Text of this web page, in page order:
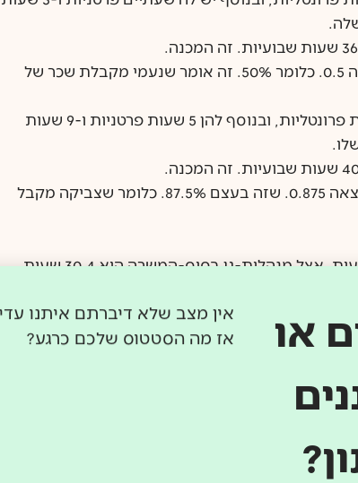
נחלק את המונה במכנה – 18/36 – והתוצאה תהיה 0.5. כלומר 50%. זה אומר שנעמי מקבלת שכר של
צביקה הינו מורה בתיכון. הוא מלמד 21 שעות פרונטליות, ובנוסף להן 5 שעות פרטניות ו-9 שעות
נחלק את המונה במכנה – 35/40, ונקבל את התוצאה 0.875. שזה בעצם 87.5%. כלומר שצביקה מקבל
בסיס המשרה באופק הינו 36 שעות. בעוז – 40 שעות. אצל מנהלות-גן בסיס-המשרה הוא 30.4 שעות,
ואם יש פה מורים בעולם-ישן – אז בחטיבה ובתיכון בסיס המשרה הינו 24 שעות, וביסודי ובגנים 30
מסביר.
או
אין מצב שלא דיברתם איתנו
אז מה הסטטוס שלכם כרגע?